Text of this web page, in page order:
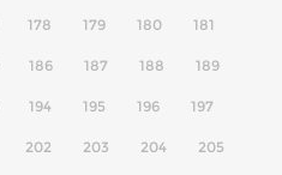
178 179 180 181
186 187 188 189
194 195 196 197
202 203 204 205